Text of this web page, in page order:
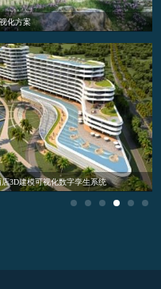
餐厅、饭馆、酒楼3d可视化建模数字孪生系统